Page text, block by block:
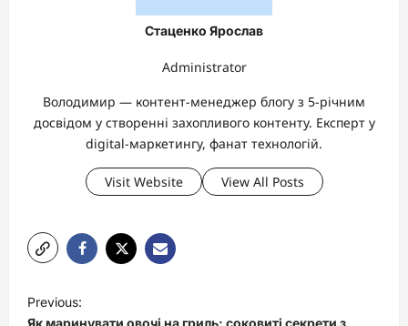
Стаценко Ярослав
Administrator
Володимир — контент-менеджер блогу з 5-річним
досвідом у створенні захопливого контенту. Експерт у
digital-маркетингу, фанат технологій.
Visit Website View All Posts
P
o
Previous: